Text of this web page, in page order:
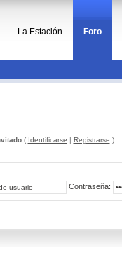
La Estación Foro
( Identificarse | Registrarse )
Contraseña: